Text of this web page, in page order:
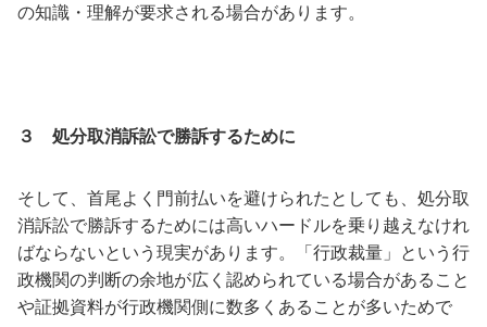
の知識・理解が要求される場合があります。
３ 処分取消訴訟で勝訴するために
そして、首尾よく門前払いを避けられたとしても、処分取
消訴訟で勝訴するためには高いハードルを乗り越えなけれ
ばならないという現実があります。「行政裁量」という行
政機関の判断の余地が広く認められている場合があること
や証拠資料が行政機関側に数多くあることが多いためで